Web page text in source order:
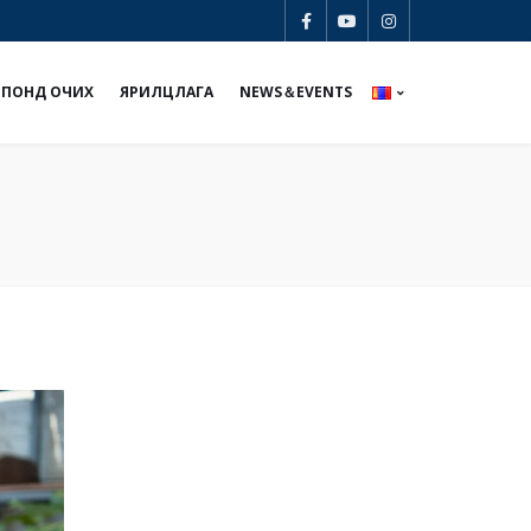
ОЧИХ ЯРИЛЦЛАГА NEWS＆EVENTS